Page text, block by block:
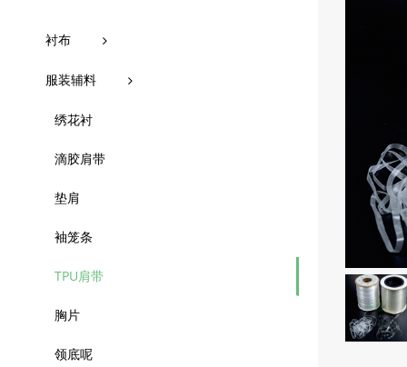
衬布
服装辅料
绣花衬
滴胶肩带
垫肩
袖笼条
TPU肩带
胸片
领底呢